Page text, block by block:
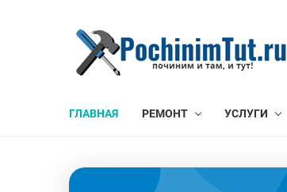
ГЛАВНАЯ РЕМОНТ УСЛУГИ